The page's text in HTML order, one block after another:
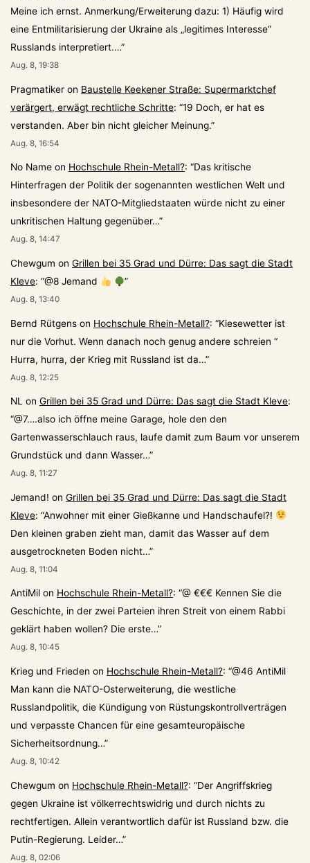
Meine ich ernst. Anmerkung/Erweiterung dazu: 1) Häufig wird
eine Entmilitarisierung der Ukraine als „legitimes Interesse“
Russlands interpretiert.…”
Aug. 8, 19:38
Pragmatiker on Baustelle Keekener Straße: Supermarktchef
verärgert, erwägt rechtliche Schritte: “19 Doch, er hat es
verstanden. Aber bin nicht gleicher Meinung.”
Aug. 8, 16:54
No Name on Hochschule Rhein-Metall?: “Das kritische
Hinterfragen der Politik der sogenannten westlichen Welt und
insbesondere der NATO-Mitgliedstaaten würde nicht zu einer
unkritischen Haltung gegenüber…”
Aug. 8, 14:47
Chewgum on Grillen bei 35 Grad und Dürre: Das sagt die Stadt
Kleve: “@8 Jemand ”
Aug. 8, 13:40
Bernd Rütgens on Hochschule Rhein-Metall?: “Kiesewetter ist
nur die Vorhut. Wenn danach noch genug andere schreien “
Hurra, hurra, der Krieg mit Russland ist da…”
Aug. 8, 12:25
NL on Grillen bei 35 Grad und Dürre: Das sagt die Stadt Kleve:
“@7….also ich öffne meine Garage, hole den den
Gartenwasserschlauch raus, laufe damit zum Baum vor unserem
Grundstück und dann Wasser…”
Aug. 8, 11:27
Jemand! on Grillen bei 35 Grad und Dürre: Das sagt die Stadt
Kleve: “Anwohner mit einer Gießkanne und Handschaufel?!
Den kleinen graben zieht man, damit das Wasser auf dem
ausgetrockneten Boden nicht…”
Aug. 8, 11:04
AntiMil on Hochschule Rhein-Metall?: “@ €€€ Kennen Sie die
Geschichte, in der zwei Parteien ihren Streit von einem Rabbi
geklärt haben wollen? Die erste…”
Aug. 8, 10:45
Krieg und Frieden on Hochschule Rhein-Metall?: “@46 AntiMil
Man kann die NATO-Osterweiterung, die westliche
Russlandpolitik, die Kündigung von Rüstungskontrollverträgen
und verpasste Chancen für eine gesamteuropäische
Sicherheitsordnung…”
Aug. 8, 10:42
Chewgum on Hochschule Rhein-Metall?: “Der Angriffskrieg
gegen Ukraine ist völkerrechtswidrig und durch nichts zu
rechtfertigen. Allein verantwortlich dafür ist Russland bzw. die
Putin-Regierung. Leider…”
Aug. 8, 02:06